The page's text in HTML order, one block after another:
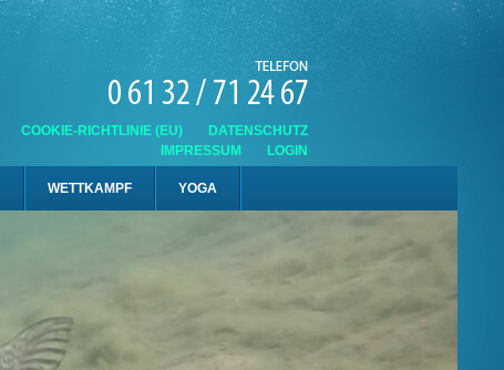
COOKIE-RICHTLINIE (EU)
DATENSCHUTZ
IMPRESSUM
LOGIN
WETTKAMPF YOGA